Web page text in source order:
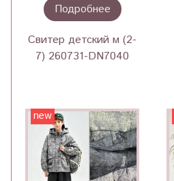
Подробнее
Свитер детский м (2-
7) 260731-DN7040
new